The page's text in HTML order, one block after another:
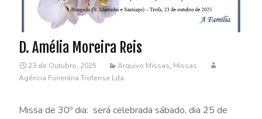
D. Amélia Moreira Reis
23 de Outubro, 2025 Arquivo Missas, Missas
Agência Funerária Trofense Lda
Missa de 30º dia: será celebrada sábado, dia 25 de